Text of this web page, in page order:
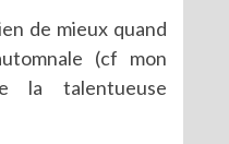
de mieux quand
(cf mon
la talentueuse